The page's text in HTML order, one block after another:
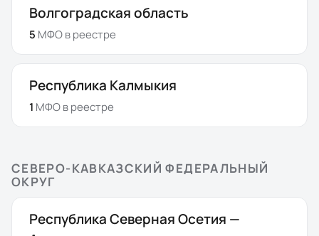
Волгоградская область
5 МФОв реестре
Республика Калмыкия
1 МФОв реестре
СЕВЕРО-КАВКАЗСКИЙ ФЕДЕРАЛЬНЫЙ
ОКРУГ
Республика Северная Осетия —